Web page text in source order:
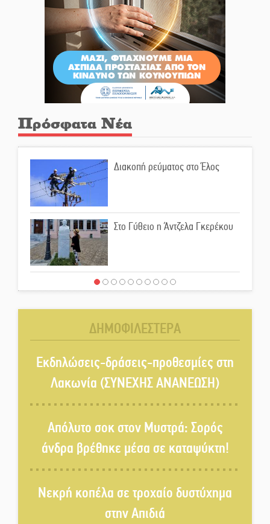
Πρόσφατα Νέα
Διακοπή ρεύματος στο Έλος
Στο Γύθειο η Άντζελα Γκερέκου
Νταλίκα έπεσε σε γκρεμό στον
«ξεκλειδώνει» αγορά και
ψυχαγωγία
«Θέρισε» η άσφαλτος και τον
Ιούλιο στην Πελοπόννησο
ΔΗΜΟΦΙΛΕΣΤΕΡΑ
Εκδηλώσεις-δράσεις-προθεσμίες στη
Λακωνία (ΣΥΝΕΧΗΣ ΑΝΑΝΕΩΣΗ)
Απόλυτο σοκ στον Μυστρά: Σορός
άνδρα βρέθηκε μέσα σε καταψύκτη!
Νεκρή κοπέλα σε τροχαίο δυστύχημα
στην Απιδιά